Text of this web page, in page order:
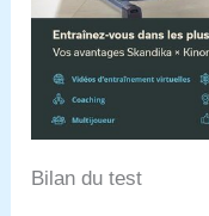
Bilan du test